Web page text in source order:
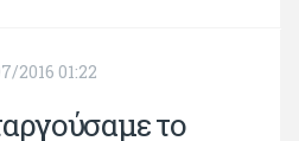
2016 01:22
το